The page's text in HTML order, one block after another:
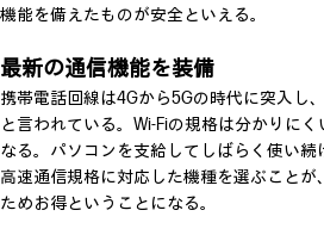
機能を備えたものが安全といえる。
最新の通信機能を装備
携帯電話回線は4Gから5Gの時代に突入し
と言われている。Wi-Fiの規格は分かりに
なる。パソコンを支給してしばらく使い
高速通信規格に対応した機種を選ぶこと
ためお得ということになる。